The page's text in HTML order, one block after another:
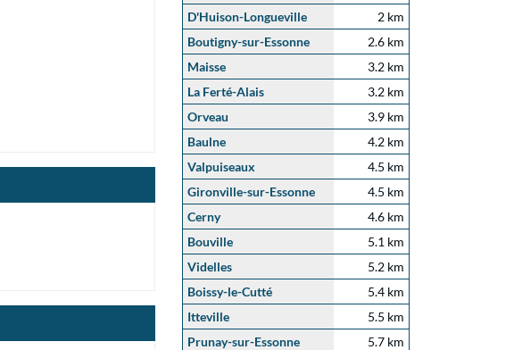
D'Huison-Longueville
2 km
Boutigny-sur-Essonne
2.6 km
Maisse
3.2 km
La Ferté-Alais
3.2 km
Orveau
3.9 km
Baulne
4.2 km
Valpuiseaux
4.5 km
Gironville-sur-Essonne
4.5 km
Cerny
4.6 km
Bouville
5.1 km
Videlles
5.2 km
Boissy-le-Cutté
5.4 km
Itteville
5.5 km
Prunay-sur-Essonne
5.7 km